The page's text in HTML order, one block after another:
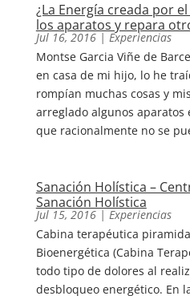
¿La Energía creada por
los aparatos y repara
Jul 16, 2016| Experiencias
Montse Garcia Viñe de
en casa de mi hijo, lo he
rompían muchas cosas y
arreglado algunos aparatos
que racionalmente no se
Sanación Holística –
Sanación Holística
Jul 15, 2016| Experiencias
Cabina terapéutica
Bioenergética (Cabina
todo tipo de dolores al
desbloqueo energético. En